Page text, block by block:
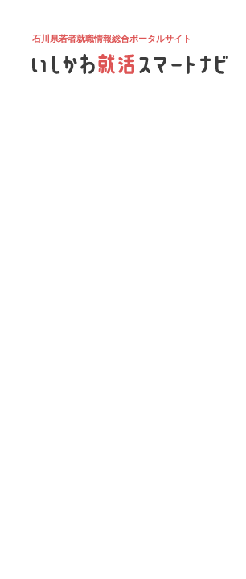
石川県若者就職情報総合ポータルサイト